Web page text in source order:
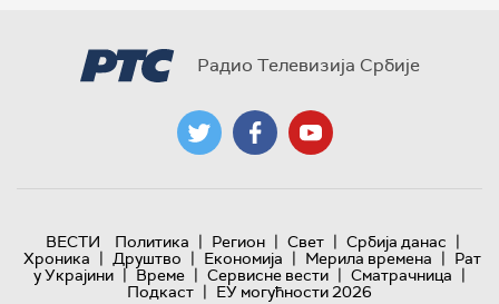
Радио Телевизија Србије
ВЕСТИ Политика | Регион | Свет | Србија данас |
Хроника | Друштво | Економија | Мерила времена | Рат
у Украјини | Време | Сервисне вести | Сматрачница |
Подкаст | ЕУ могућности 2026